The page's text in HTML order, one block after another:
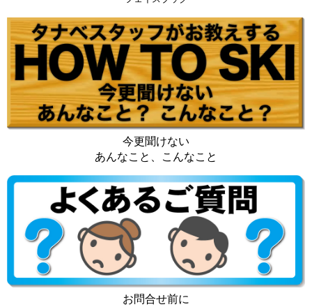
今更聞けない
あんなこと、こんなこと
お問合せ前に